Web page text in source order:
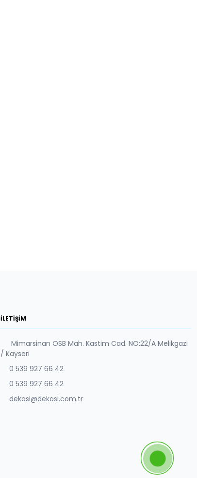
İLETIŞIM
Mimarsinan OSB Mah. Kastim Cad. NO:22/A Melikgazi
/ Kayseri
0 539 927 66 42
0 539 927 66 42
dekosi@dekosi.com.tr